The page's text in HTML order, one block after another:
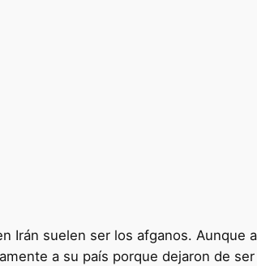
Irán suelen ser los afganos. Aunque
a su país porque dejaron de